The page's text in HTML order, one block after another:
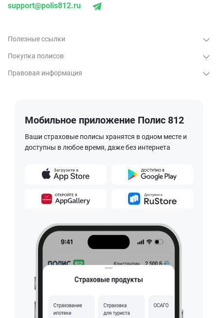
Полезные ссылки
Покупка полисов
Правовая информация
support@polis812.ru
Мобильное приложение Полис 812
Ваши страховые полисы хранятся в одном месте и
доступны в любое время, даже без интернета